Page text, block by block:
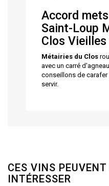
Accord
Saint-Loup
Clos Vieilles
Métairies du Clos
avec un carré
conseillons de carafer
servir.
CES VINS
INTÉRESSER